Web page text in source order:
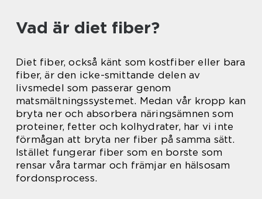
Vad är diet fiber?
Diet fiber, också känt som kostfiber eller bara
fiber, är den icke-smittande delen av
livsmedel som passerar genom
matsmältningssystemet. Medan vår kropp kan
bryta ner och absorbera näringsämnen som
proteiner, fetter och kolhydrater, har vi inte
förmågan att bryta ner fiber på samma sätt.
Istället fungerar fiber som en borste som
rensar våra tarmar och främjar en hälsosam
fordonsprocess.